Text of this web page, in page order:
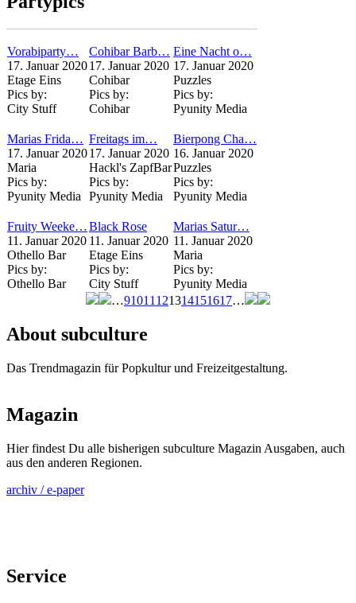
Vorabiparty…
17. Januar 2020
Etage Eins
Pics by:
City Stuff
Cohibar Barb…
17. Januar 2020
Cohibar
Pics by:
Cohibar
Eine Nacht o…
17. Januar 2020
Puzzles
Pics by:
Pyunity Media
Marias Frida…
17. Januar 2020
Maria
Pics by:
Pyunity Media
Freitags im…
17. Januar 2020
Hackl's ZapfBar
Pics by:
Pyunity Media
Bierpong Cha…
16. Januar 2020
Puzzles
Pics by:
Pyunity Media
Fruity Weeke…
11. Januar 2020
Othello Bar
Pics by:
Othello Bar
Black Rose
11. Januar 2020
Etage Eins
Pics by:
City Stuff
Marias Satur…
11. Januar 2020
Maria
Pics by:
Pyunity Media
…91011 121314151617…
About subculture
Das Trendmagazin für Popkultur und Freizeitgestaltung.
Magazin
Hier findest Du alle bisherigen subculture Magazin Ausgaben, auch
aus den anderen Regionen.
archiv / e-paper
Service